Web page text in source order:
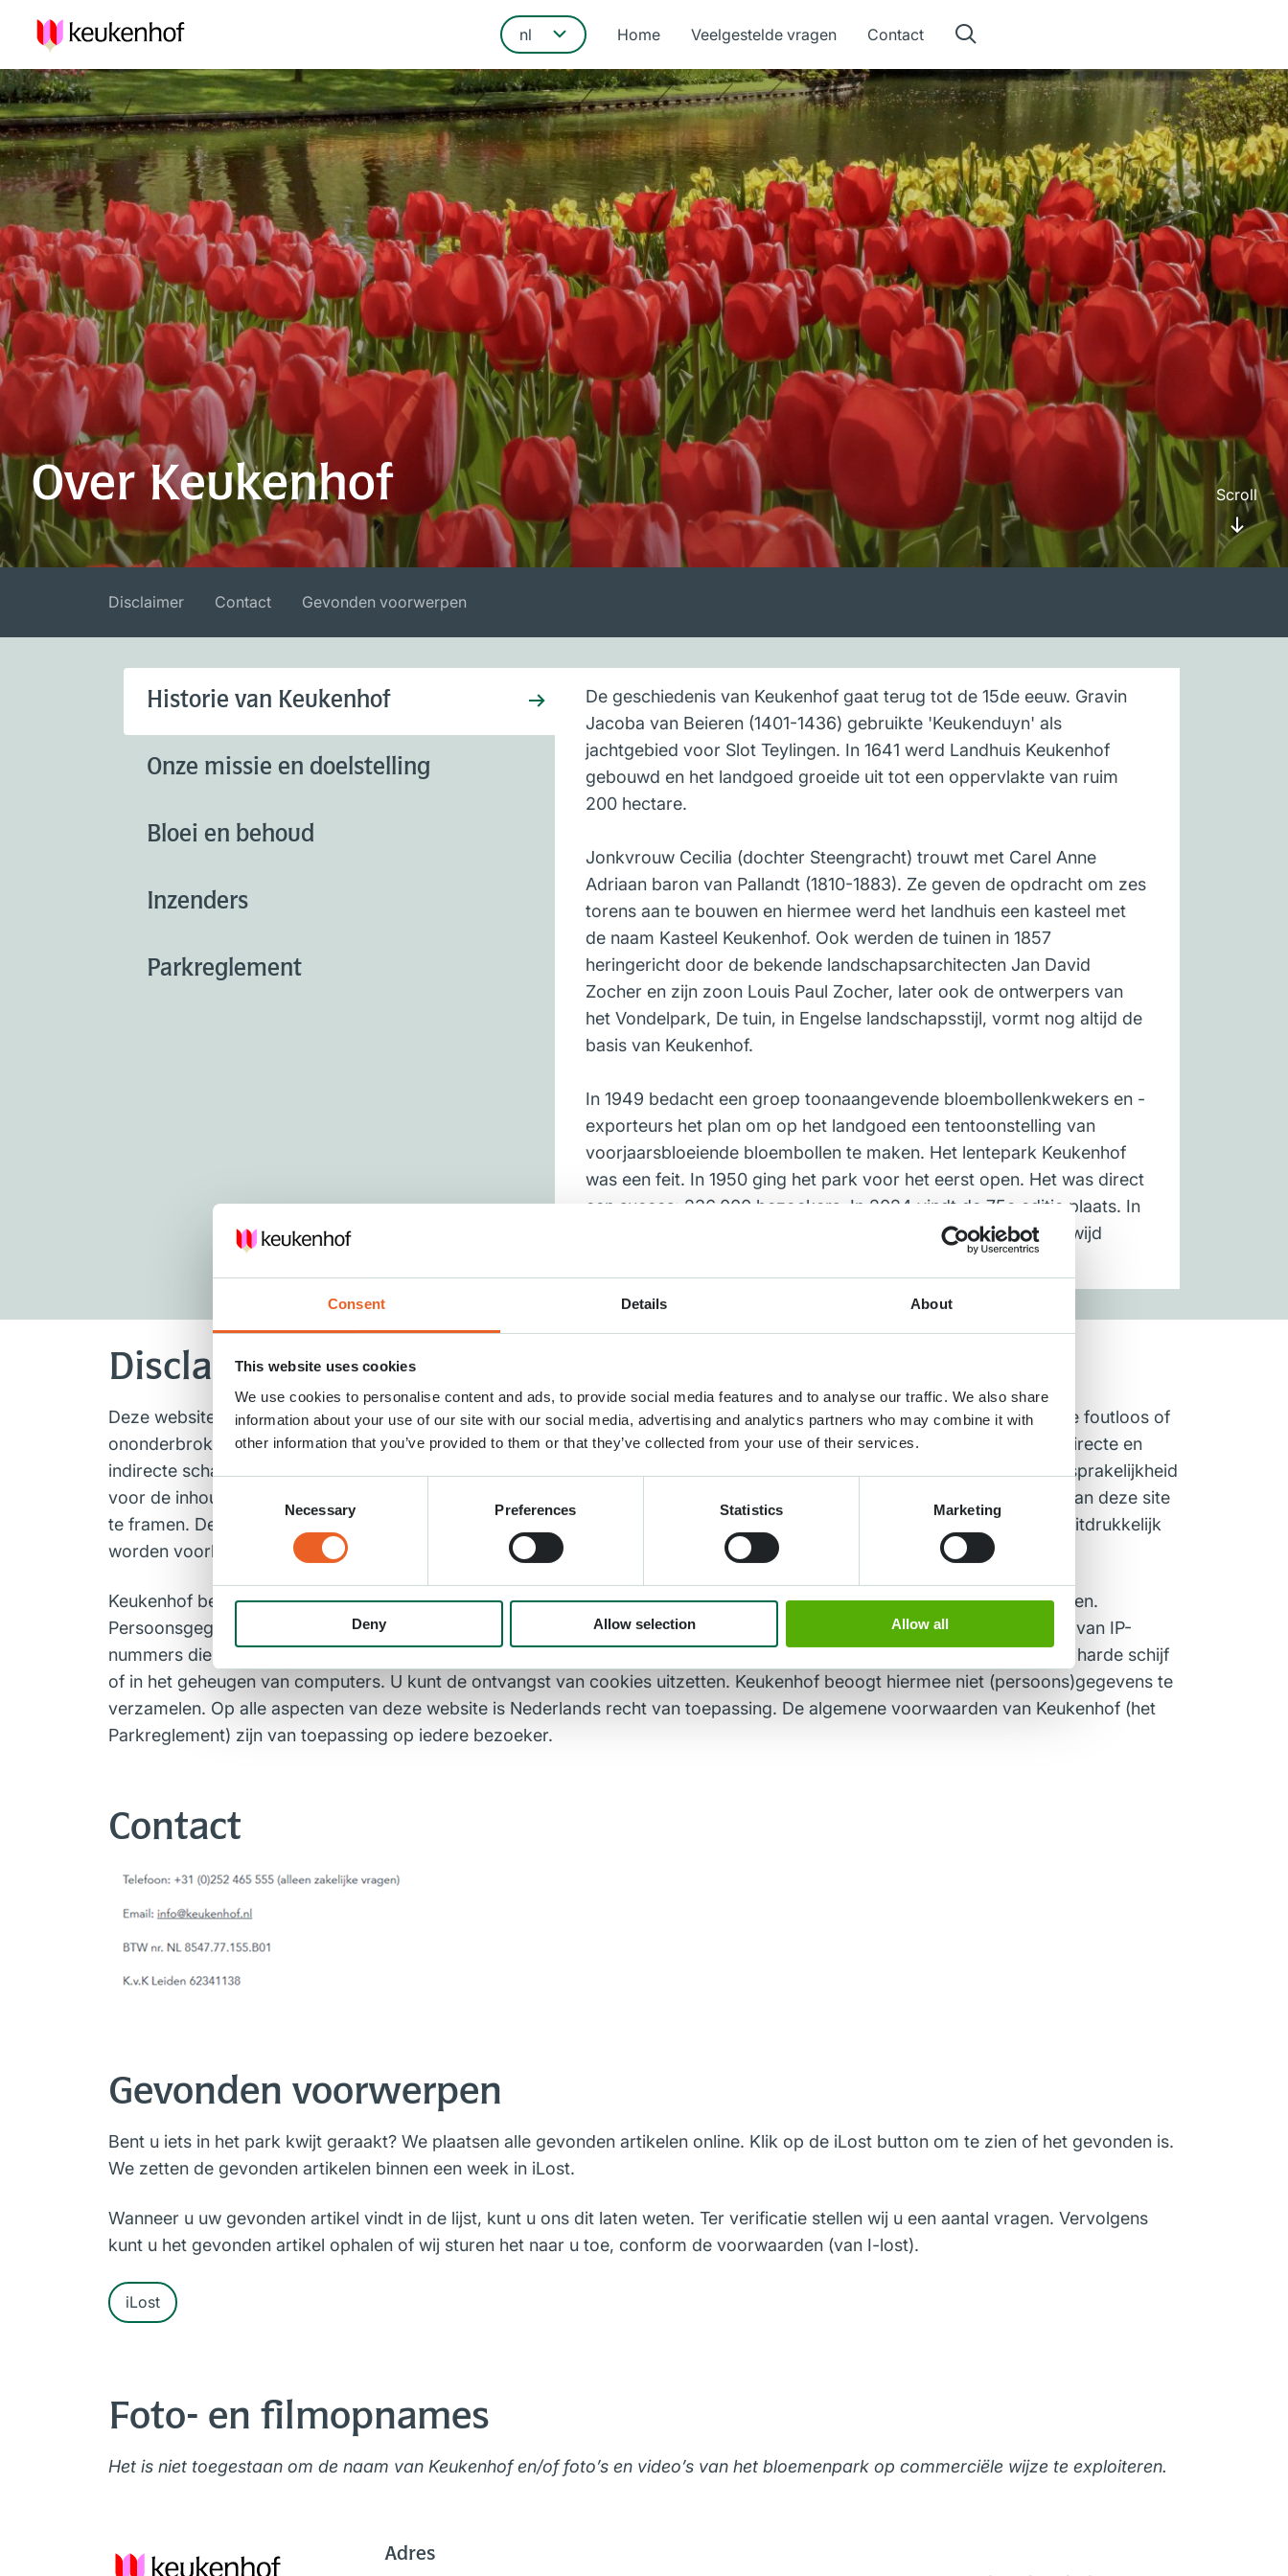
Consent Details About
This website uses cookies
We use cookies to personalise content and ads, to provide social media features and to analyse our traffic. We also share
information about your use of our site with our social media, advertising and analytics partners who may combine it with
other information that you’ve provided to them or that they’ve collected from your use of their services.
Necessary Preferences Statistics Marketing
Deny Allow selection Allow all
Home Veelgestelde vragen Contact
Over Keukenhof Scroll
Disclaimer Contact Gevonden voorwerpen
Historie van Keukenhof
Onze missie en doelstelling
Bloei en behoud
Inzenders
Parkreglement
De geschiedenis van Keukenhof gaat terug tot de 15de eeuw. Gravin
Jacoba van Beieren (1401-1436) gebruikte 'Keukenduyn' als
jachtgebied voor Slot Teylingen. In 1641 werd Landhuis Keukenhof
gebouwd en het landgoed groeide uit tot een oppervlakte van ruim
200 hectare.
Jonkvrouw Cecilia (dochter Steengracht) trouwt met Carel Anne
Adriaan baron van Pallandt (1810-1883). Ze geven de opdracht om zes
torens aan te bouwen en hiermee werd het landhuis een kasteel met
de naam Kasteel Keukenhof. Ook werden de tuinen in 1857
heringericht door de bekende landschapsarchitecten Jan David
Zocher en zijn zoon Louis Paul Zocher, later ook de ontwerpers van
het Vondelpark, De tuin, in Engelse landschapsstijl, vormt nog altijd de
basis van Keukenhof.
In 1949 bedacht een groep toonaangevende bloembollenkwekers en -
exporteurs het plan om op het landgoed een tentoonstelling van
voorjaarsbloeiende bloembollen te maken. Het lentepark Keukenhof
was een feit. In 1950 ging het park voor het eerst open. Het was direct
een succes: 236.000 bezoekers. In 2024 vindt de 75e editie plaats. In
de afgelopen 76 jaar is Keukenhof uitgegroeid tot een wereldwijd
Disclaimer
Deze website is met de grootst mogelijke zorg samengesteld. Desondanks kan Keukenhof niet garanderen dat de website foutloos of
ononderbroken functioneert. Keukenhof alsmede elke andere participerende partij sluiten alle aansprakelijkheid uit voor directe en
indirecte schade voortvloeiend uit of in enig opzicht verband houdend met deze website. Keukenhof aanvaardt geen aansprakelijkheid
voor de inhoud van websites die niet door haar worden onderhouden en waarnaar wordt verwezen. Het is u niet toegestaan deze site
te framen. Deze website en de inhoud van deze website zijn beschermd door intellectuele eigendomsrechten, die hierbij uitdrukkelijk
worden voorbehouden. Tenzij anders aangegeven berusten deze bij Keukenhof.
Keukenhof behoudt zich het recht voor wijzigingen met onmiddellijke ingang en zonder nadere kennisgeving door te voeren.
Persoonsgegevens worden vertrouwelijk behandeld. Het eventueel plaatsen van zogenaamde ‘cookies’ of het registreren van IP-
nummers dient alleen ter verbetering van deze website. Cookies zijn kleine tekstbestanden die worden opgeslagen op de harde schijf
of in het geheugen van computers. U kunt de ontvangst van cookies uitzetten. Keukenhof beoogt hiermee niet (persoons)gegevens te
verzamelen. Op alle aspecten van deze website is Nederlands recht van toepassing. De algemene voorwaarden van Keukenhof (het
Parkreglement) zijn van toepassing op iedere bezoeker.
Contact
Gevonden voorwerpen
Bent u iets in het park kwijt geraakt? We plaatsen alle gevonden artikelen online. Klik op de iLost button om te zien of het gevonden is.
We zetten de gevonden artikelen binnen een week in iLost.
Wanneer u uw gevonden artikel vindt in de lijst, kunt u ons dit laten weten. Ter verificatie stellen wij u een aantal vragen. Vervolgens
kunt u het gevonden artikel ophalen of wij sturen het naar u toe, conform de voorwaarden (van I-lost).
iLost
Foto- en filmopnames
Het is niet toegestaan om de naam van Keukenhof en/of foto’s en video’s van het bloemenpark op commerciële wijze te exploiteren.
Adres